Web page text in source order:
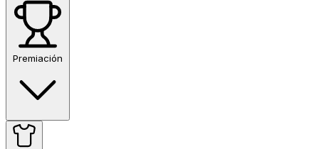
Premiación